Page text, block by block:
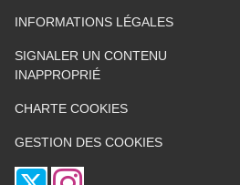
INFORMATIONS LÉGALES
SIGNALER UN CONTENU
INAPPROPRIÉ
CHARTE COOKIES
GESTION DES COOKIES